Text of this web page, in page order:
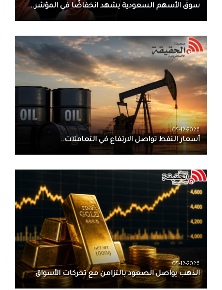
سوق الأسهم السعودية يشهد انخفاضًا في المؤشر..
05-12-2026
أسعار النفط تواصل الارتفاع في التعاملات..
05-12-2026
الذهب يواصل الصعود بالتزامن مع تحركات الأسواق